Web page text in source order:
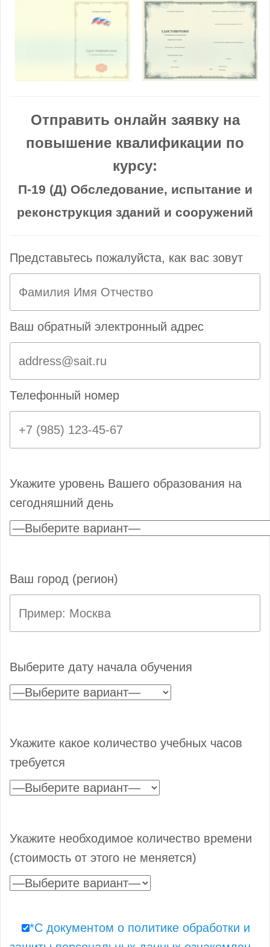
Отправить онлайн заявку на
повышение квалификации по
курсу:
П-19 (Д) Обследование, испытание и
реконструкция зданий и сооружений
Представьтесь пожалуйста, как вас зовут
Ваш обратный электронный адрес
Телефонный номер
Укажите уровень Вашего образования на
сегодняшний день
Ваш город (регион)
Выберите дату начала обучения
Укажите какое количество учебных часов
требуется
Укажите необходимое количество времени
(стоимость от этого не меняется)
*С документом о политике обработки и